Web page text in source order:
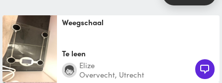
Weegschaal
Te leen
Elize
Overvecht, Utrecht